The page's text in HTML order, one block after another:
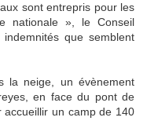
sont entrepris pour les
nationale », le Conseil
que semblent
neige, un évènement
en face du pont de
un camp de 140